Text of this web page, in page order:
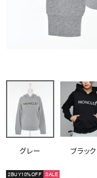
JOURNAL
INFORMATION
はじめてご利用の方へ
お問い合わせ
グレー ブラック
2BUY10%OFF SALE